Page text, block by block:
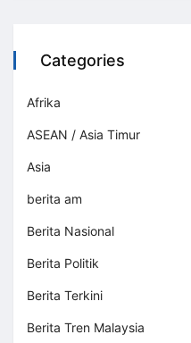
Categories
Afrika
ASEAN / Asia Timur
Asia
berita am
Berita Nasional
Berita Politik
Berita Terkini
Berita Tren Malaysia